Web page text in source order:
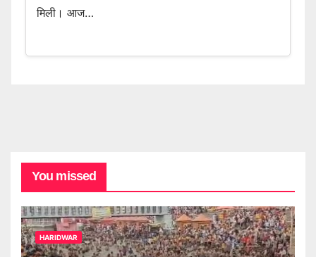
मिली। आज…
You missed
HARIDWAR